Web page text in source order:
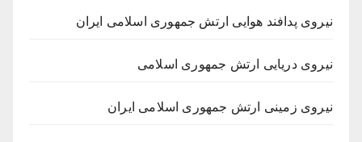
نیروی پدافند هوایی ارتش جمهوری اسلامی ایران
نیروی دریایی ارتش جمهوری اسلامی
نیروی زمینی ارتش جمهوری اسلامی ایران